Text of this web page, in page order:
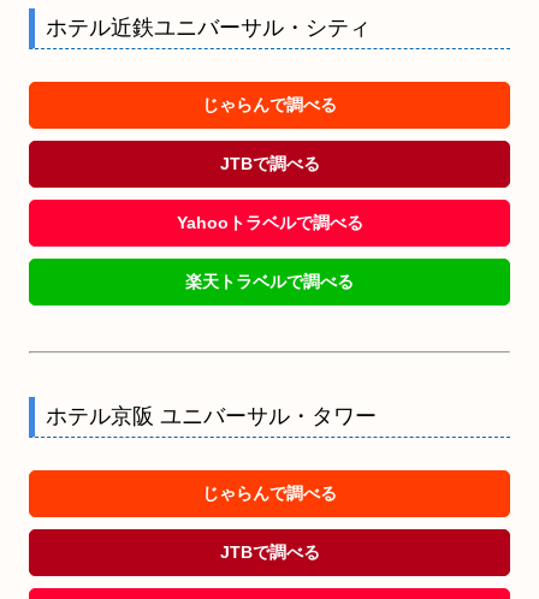
ホテル近鉄ユニバーサル・シティ
じゃらんで調べる
JTBで調べる
Yahooトラベルで調べる
楽天トラベルで調べる
ホテル京阪 ユニバーサル・タワー
じゃらんで調べる
JTBで調べる